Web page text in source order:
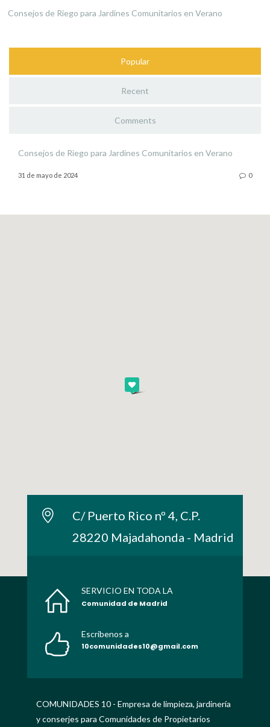
Consejos de Riego para Jardines Comunitarios en Verano
Popular
Recent
Comments
Consejos de Riego para Jardines Comunitarios en Verano
31 de mayo de 2024 0
C/ Puerto Rico nº 4, C.P.
28220 Majadahonda - Madrid
SERVICIO EN TODA LA
Comunidad de Madrid
Escribenos a
10comunidades10@gmail.com
COMUNIDADES 10 - Empresa de limpieza, jardinería
y conserjes para Comunidades de Propietarios